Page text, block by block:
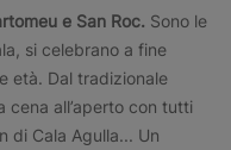
e San Roc. Sono le
si celebrano a fine
età. Dal tradizionale
cena all’aperto con tutti
di Cala Agulla... Un